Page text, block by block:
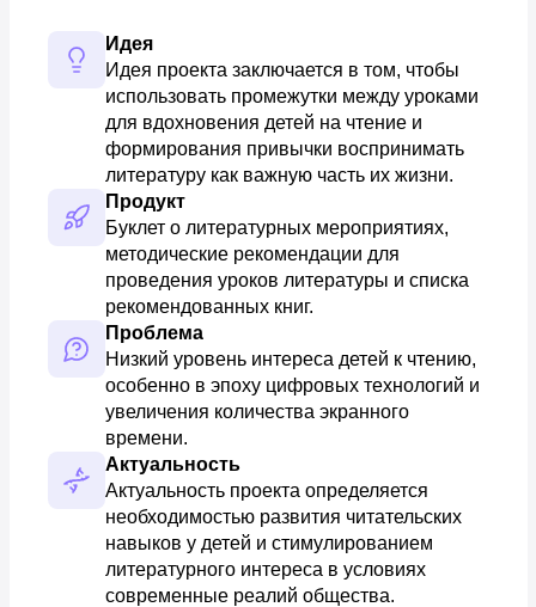
Идея
Идея проекта заключается в том, чтобы
использовать промежутки между уроками
для вдохновения детей на чтение и
формирования привычки воспринимать
литературу как важную часть их жизни.
Продукт
Буклет о литературных мероприятиях,
методические рекомендации для
проведения уроков литературы и списка
рекомендованных книг.
Проблема
Низкий уровень интереса детей к чтению,
особенно в эпоху цифровых технологий и
увеличения количества экранного
времени.
Актуальность
Актуальность проекта определяется
необходимостью развития читательских
навыков у детей и стимулированием
литературного интереса в условиях
современные реалий общества.